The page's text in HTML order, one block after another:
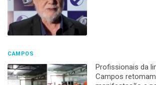
CAMPOS
Profissionais da
Campos